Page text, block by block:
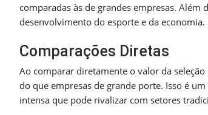
comparadas às de grandes empresas. Além
desenvolvimento do esporte e da economia.
Comparações Diretas
Ao comparar diretamente o valor da
do que empresas de grande porte. Isso é
intensa que pode rivalizar com setores